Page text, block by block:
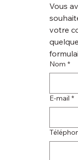
Vous
votre
Nom *
E‑mail *